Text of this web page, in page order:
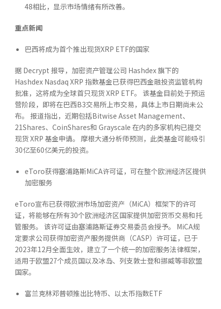
48相比，显示市场情绪有所改善。
重点新闻
巴西将成为首个推出现货XRP ETF的国家
据 Decrypt 报导，加密资产管理公司 Hashdex 旗下的
Hashdex Nasdaq XRP 指数基金已获得巴西金融投资监管机构
批准，这将成为全球首只现货 XRP ETF。 该基金目前处于预运
营阶段，即将在巴西B3交易所上市交易，具体上市日期尚未公
布。 报道指出，近期包括Bitwise Asset Management、
21Shares、CoinShares和 Grayscale 在内的多家机构已提交
现货 XRP 基金申请。 摩根大通分析师预测，此类基金可能吸引
30亿至60亿美元的投资。
eToro获得塞浦路斯MiCA许可证，可在整个欧洲经济区提供
加密服务
eToro宣布已获得欧洲市场加密资产（MiCA）框架下的许可
证，将能够在所有30个欧洲经济区国家提供加密货币交易和托
管服务。 该许可证由塞浦路斯证券交易委员会授予。 MiCA规
定要求公司获得加密资产服务提供商（CASP）许可证，已于
2023年12月全面生效，建立了一个统一的加密服务法律框架，
适用于欧盟27个成员国以及冰岛、列支敦士登和挪威等非欧盟
国家。
富兰克林邓普顿推出比特币、以太币指数ETF